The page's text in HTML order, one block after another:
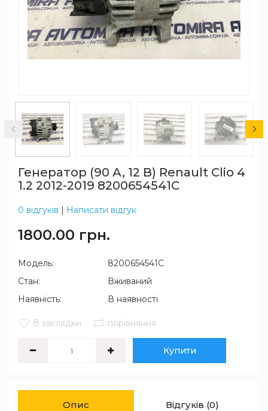
Генератор (90 A, 12 B) Renault Clio 4
1.2 2012-2019 8200654541C
0 відгуків | Написати відгук
1800.00 грн.
Модель:
8200654541C
Стан:
Вживаний
Наявність:
В наявності
В закладки порівняння
Купити
Опис Відгуків (0)